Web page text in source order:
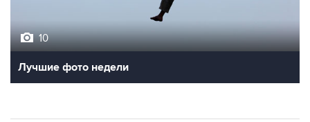
10
Лучшие фото недели